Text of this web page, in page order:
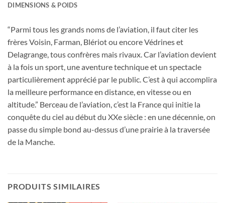
DIMENSIONS & POIDS
“Parmi tous les grands noms de l’aviation, il faut citer les
frères Voisin, Farman, Blériot ou encore Védrines et
Delagrange, tous confrères mais rivaux. Car l’aviation devient
à la fois un sport, une aventure technique et un spectacle
particulièrement apprécié par le public. C’est à qui accomplira
la meilleure performance en distance, en vitesse ou en
altitude.” Berceau de l’aviation, c’est la France qui initie la
conquête du ciel au début du XXe siècle : en une décennie, on
passe du simple bond au-dessus d’une prairie à la traversée
de la Manche.
PRODUITS SIMILAIRES